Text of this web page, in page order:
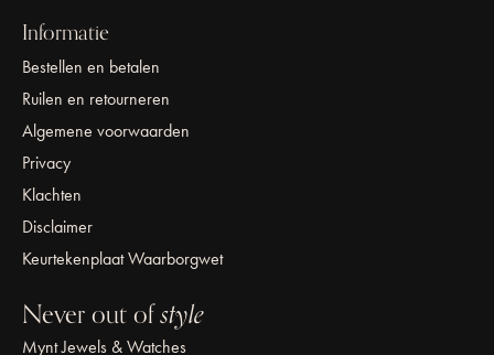
Informatie
Bestellen en betalen
Ruilen en retourneren
Algemene voorwaarden
Privacy
Klachten
Disclaimer
Keurtekenplaat Waarborgwet
Never out ofstyle
Mynt Jewels & Watches